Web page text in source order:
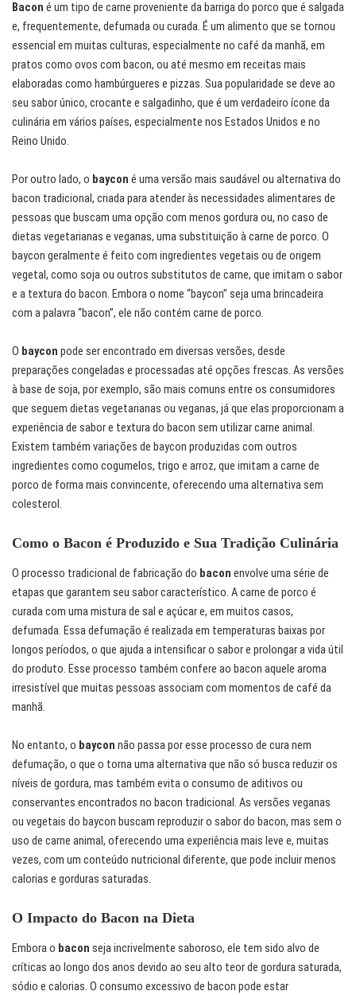
Bacon é um tipo de carne proveniente da barriga do porco que é salgada
e, frequentemente, defumada ou curada. É um alimento que se tornou
essencial em muitas culturas, especialmente no café da manhã, em
pratos como ovos com bacon, ou até mesmo em receitas mais
elaboradas como hambúrgueres e pizzas. Sua popularidade se deve ao
seu sabor único, crocante e salgadinho, que é um verdadeiro ícone da
culinária em vários países, especialmente nos Estados Unidos e no
Reino Unido.
Por outro lado, o baycon é uma versão mais saudável ou alternativa do
bacon tradicional, criada para atender às necessidades alimentares de
pessoas que buscam uma opção com menos gordura ou, no caso de
dietas vegetarianas e veganas, uma substituição à carne de porco. O
baycon geralmente é feito com ingredientes vegetais ou de origem
vegetal, como soja ou outros substitutos de carne, que imitam o sabor
e a textura do bacon. Embora o nome “baycon” seja uma brincadeira
com a palavra “bacon”, ele não contém carne de porco.
O baycon pode ser encontrado em diversas versões, desde
preparações congeladas e processadas até opções frescas. As versões
à base de soja, por exemplo, são mais comuns entre os consumidores
que seguem dietas vegetarianas ou veganas, já que elas proporcionam a
experiência de sabor e textura do bacon sem utilizar carne animal.
Existem também variações de baycon produzidas com outros
ingredientes como cogumelos, trigo e arroz, que imitam a carne de
porco de forma mais convincente, oferecendo uma alternativa sem
colesterol.
Como o Bacon é Produzido e Sua Tradição Culinária
O processo tradicional de fabricação do bacon envolve uma série de
etapas que garantem seu sabor característico. A carne de porco é
curada com uma mistura de sal e açúcar e, em muitos casos,
defumada. Essa defumação é realizada em temperaturas baixas por
longos períodos, o que ajuda a intensificar o sabor e prolongar a vida útil
do produto. Esse processo também confere ao bacon aquele aroma
irresistível que muitas pessoas associam com momentos de café da
manhã.
No entanto, o baycon não passa por esse processo de cura nem
defumação, o que o torna uma alternativa que não só busca reduzir os
níveis de gordura, mas também evita o consumo de aditivos ou
conservantes encontrados no bacon tradicional. As versões veganas
ou vegetais do baycon buscam reproduzir o sabor do bacon, mas sem o
uso de carne animal, oferecendo uma experiência mais leve e, muitas
vezes, com um conteúdo nutricional diferente, que pode incluir menos
calorias e gorduras saturadas.
O Impacto do Bacon na Dieta
Embora o bacon seja incrivelmente saboroso, ele tem sido alvo de
críticas ao longo dos anos devido ao seu alto teor de gordura saturada,
sódio e calorias. O consumo excessivo de bacon pode estar